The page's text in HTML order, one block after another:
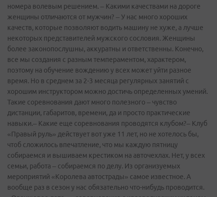
номера волевым решением. – Какими качествами на дороге
женщины отличаются от мужчин? – У нас много хороших
качеств, которые позволяют водить машину не хуже, а лучше
некоторых представителей мужского сословия. Женщины
более законопослушны, аккуратны и ответственны. Конечно,
все мы создания с разным темпераментом, характером,
поэтому на обучение вождению у всех может уйти разное
время. Но в среднем за 2-3 месяца регулярных занятий с
хорошим инструктором можно достичь определенных умений.
Такие соревнования дают много полезного – чувство
дистанции, габаритов, времени, да и просто практические
навыки.– Какие еще соревнования проводятся клубом?– Клуб
«Правый руль» действует вот уже 11 лет, но не хотелось бы,
чтоб сложилось впечатление, что мы каждую пятницу
собираемся и вышиваем крестиком на авточехлах. Нет, у всех
семьи, работа – собираемся по делу. Из организуемых
мероприятий «Королева автострады» самое известное. А
вообще раз в сезон у нас обязательно что-­нибудь проводится.